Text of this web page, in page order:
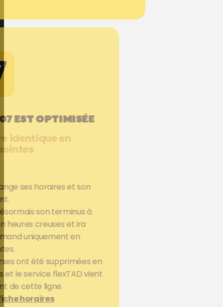
EST OPTIMISÉE
identique en
ses horaires et son
son terminus à
heures creuses et ira
uniquement en
ont été supprimées en
et le service flexTAD vient
de cette ligne.
horaires